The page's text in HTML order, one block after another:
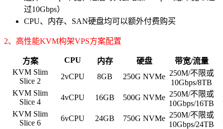
过10Gbps）
CPU、内存、SAN硬盘均可以额外付费购买
2、高性能KVM构架VPS方案配置
方案 CPU 内存 硬盘 带宽/流量
KVM Slim
Slice 2
2vCPU 8GB 250G NVMe 250M/不限或
10Gbps/8TB
KVM Slim
Slice 4
4vCPU 16GB 500G NVMe 250M/不限或
10Gbps/16TB
KVM Slim
Slice 6
6vCPU 24GB 750G NVMe 250M/不限或
10Gbps/24TB